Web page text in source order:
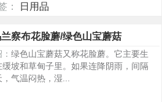
： 日用品
察布花脸蘑/绿色山宝蘑菇
绿色山宝蘑菇又称花脸蘑。它主要生
缓坡和草甸子里。如果连降阴雨，间隔
，气温闷热，湿...